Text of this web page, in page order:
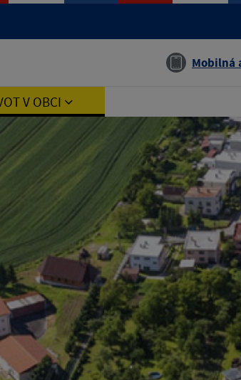
Mobilná
V OBCI